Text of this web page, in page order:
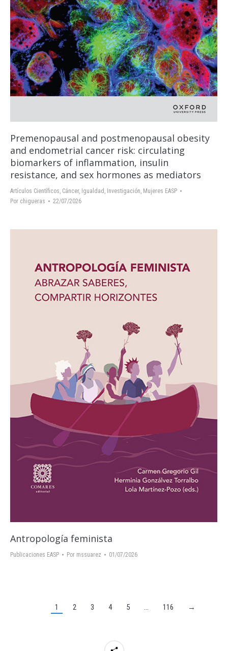
Premenopausal and postmenopausal obesity
and endometrial cancer risk: circulating
biomarkers of inflammation, insulin
resistance, and sex hormones as mediators
Artículos Científicos, Cáncer, Igualdad , Investigación, Mujeres EASP
Por chigueras 22/07/2026
Antropología feminista
Publicaciones EASP Por mssuarez 01/07/2026
1 2 3 4 5 … 116 →